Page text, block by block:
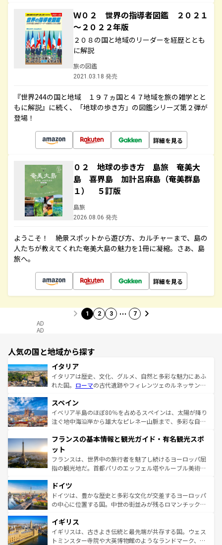
Ｗ０２ 世界の指導者図鑑 ２０２１
～２０２２年版
２０８の国と地域のリーダーを経歴ととも
に解説
旅の図鑑
2021.03.18 発売
『世界244の国と地域 １９７ヵ国と４７地域を旅の雑学とと
もに解説』に続く、「地球の歩き方」の図鑑シリーズ第２弾が
登場！
詳細を見る
０２ 地球の歩き方 島旅 奄美大
島 喜界島 加計呂麻島（奄美群島
１） ５訂版
島旅
2026.08.06 発売
ようこそ！ 絶景スポットから遊び方、カルチャーまで、島の
人たちが教えてくれた奄美大島の魅力を1冊に凝縮。さあ、島
旅へ。
詳細を見る
1 2 3 … 7
AD
AD
人気の国と地域から探す
イタリア
イタリアは歴史、文化、グルメ、自然と多彩な魅力にあふ
れた国。 ローマの古代遺跡やフィレンツェのルネッサンス
ろん、トスカーナの美しい田園風景やアマルフィ海岸の絶
景など、自然景観も見逃せない。観光の合間には、本場の
ピザやパスタなど、絶品のイタリア料理を堪能することも
ませてくれるイタリアで、忘れられない旅をしてみよう！
なお、新着のイタリア情報は
しい。
スペイン
イベリア半島のほぼ80％を占めるスペインは、太陽が降り
注ぐ地中海沿岸から雄大なピレネー山脈まで、多彩な自然
文化が根付くこの国では、情熱的なフラメンコ、熱気あふ
れる闘牛、そして美味しいタパスが生活の一部となってい
る。首都マドリードの洗練された雰囲気や、バルセロナの
アートに溢れた街角から、地方では古代ローマ遺跡や中世
せる。地方によって風土や気候が異なるスペインはその個
性で訪れる人を魅了する。 なお、新着のスペイン情報は コ
ンテンツ一覧を参照してほしい。
フランスの基本情報と観光ガイド・有名観光スポ
ット
フランスは、世界中の旅行者を魅了し続けるヨーロッパ屈
指の観光地だ。首都パリのエッフェル塔やルーブル美術館
で、幅広い魅力が詰まっている。華麗な宮殿、歴史的な大
聖堂、美しいビーチ、そして豊かな自然が、訪れる者を心
から魅了する。また、フランスは美食の国としても知ら
いる。シャンパンの発祥地であるランス、プロヴァンスの
香り高いラベンダー畑など、多彩な楽しみ方が可能だ。さ
らに、パリ以外の地域にも魅力が溢れており、どの街角に
ドイツ
ドイツは、豊かな歴史と多彩な文化が交差するヨーロッパ
の中心に位置する国。中世の街並みが残るロマンチック街
顔を持つこの国は、どこを歩いても飽きることがない。ベ
ルリンの文化的活気、バイエルン州のアルプスの絶景、そ
してライン川沿いのワイン畑といった風景は必見。ビール
イギリス
イギリスは、古きよき伝統と最先端が共存する国。ウェス
トミンスター寺院や大英博物館のようなランドマーク、歴